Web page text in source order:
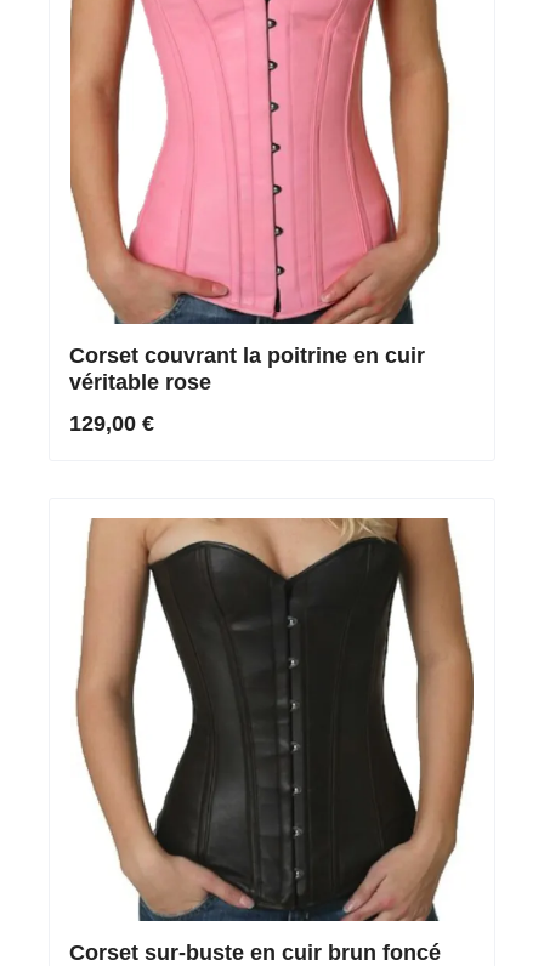
Corset couvrant la poitrine en cuir
véritable rose
129,00 €
Corset sur-buste en cuir brun foncé